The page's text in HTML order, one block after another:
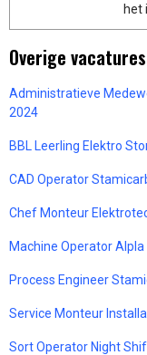
het
Overige
Administratieve
2024
BBL Leerling Elektro
CAD Operator
Chef Monteur
Machine Operator
Process Engineer
Service Monteur
Sort Operator Night